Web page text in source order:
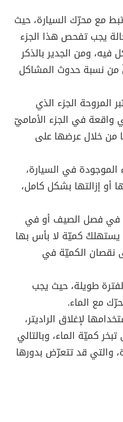
مع محرّك السيارة، حيث
يجب تفحص هذا الجزء
ومن الجدير بالذكر
من نسبة حدوث المشاكل
المروحة الجزء الذي
واقعة في الجزء الأماميّ
من خلال عرضها على
في السيارة،
أو إزالتها بشكل كامل،
في فصل الصيف أو في
كميّة لا بأس بها
نقصان الكميّة في
طويلة، حيث يجب
مع الماء.
لإغلاق الراديتر،
كميّة الماء، وبالتالي
والتي قد تتعرّض بدورها